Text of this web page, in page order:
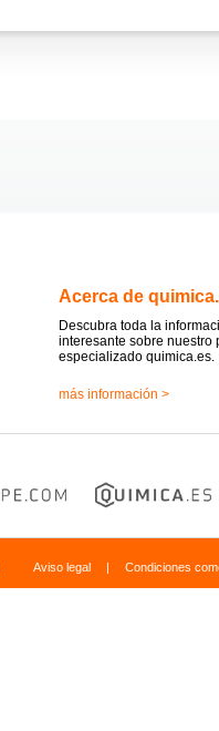
Acerca de
Descubra toda la
interesante sobre nuestro
especializado quimica.es.
más información >
Aviso legal | Condiciones